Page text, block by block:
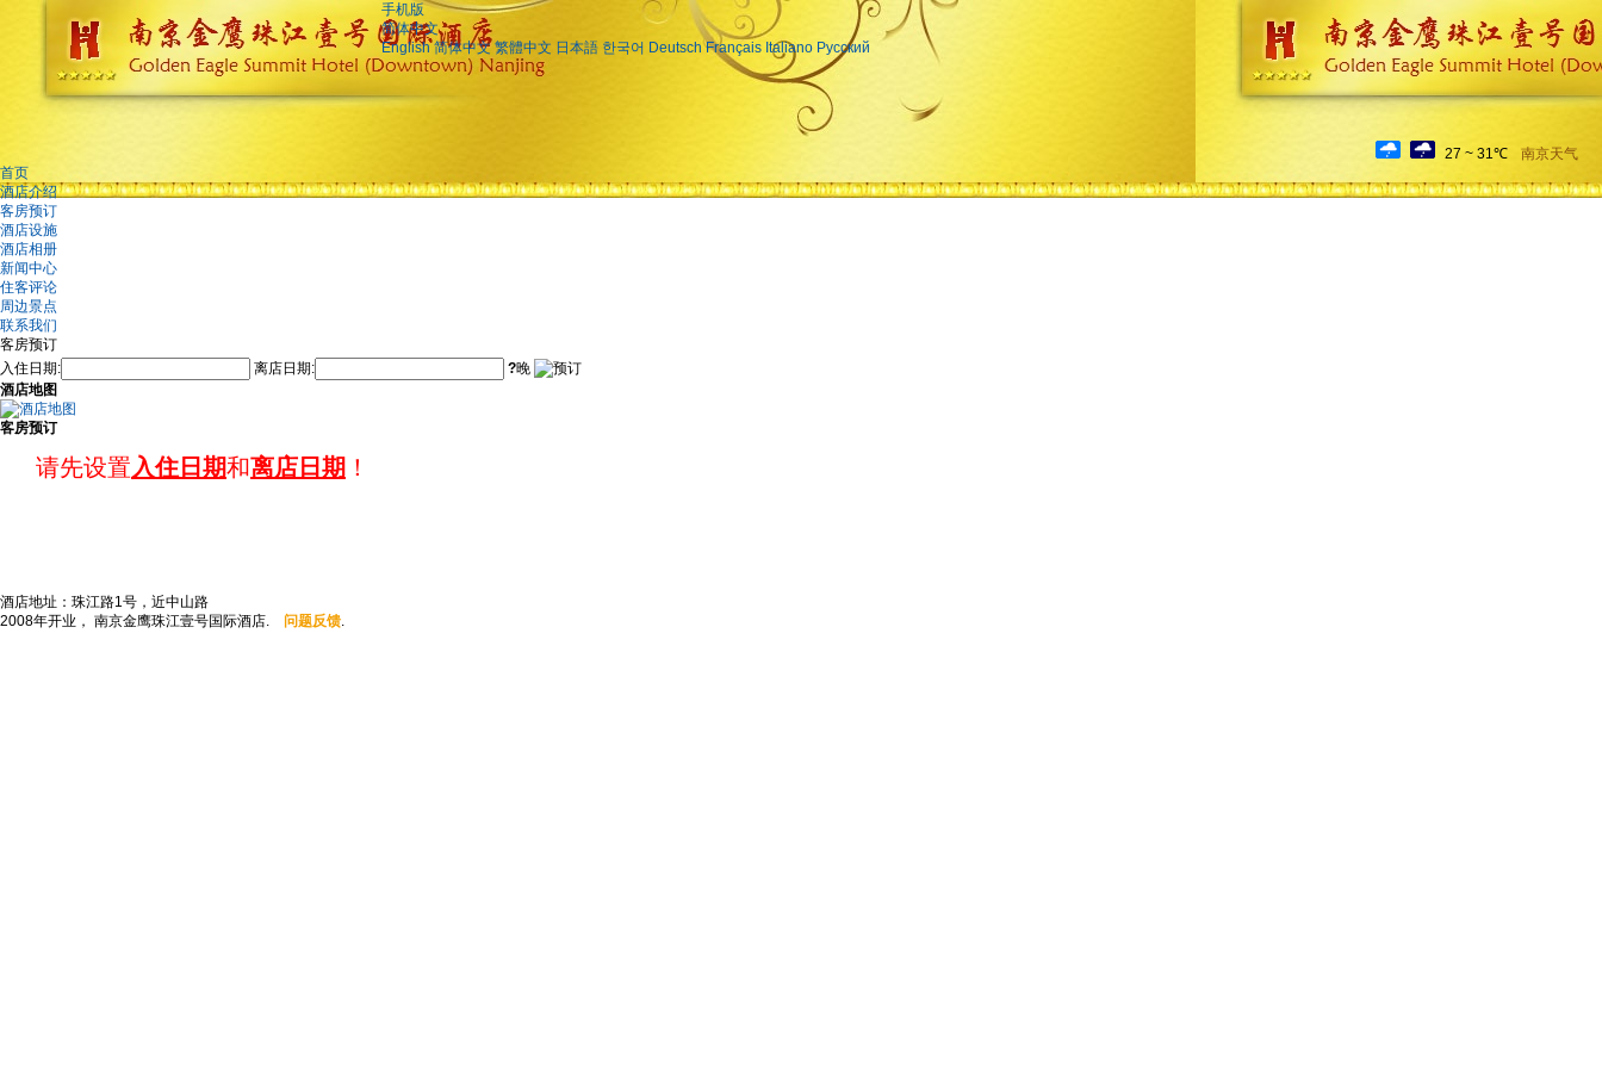
手机版
简体中文
English 简体中文 繁體中文 日本語 한국어 Deutsch Français Italiano Русский
27 ~ 31℃
南京天气
首页
酒店介绍
客房预订
酒店设施
酒店相册
新闻中心
住客评论
周边景点
联系我们
客房预订
入住日期:
离店日期: ?晚
酒店地图
客房预订
请先设置入住日期和离店日期 ！
酒店地址：珠江路1号，近中山路
2008年开业， 南京金鹰珠江壹号国际酒店. 问题反馈.